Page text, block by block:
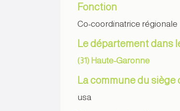
Fonction
Co-coordinatrice régionale
Le département dans
(31) Haute-Garonne
La commune du
usa